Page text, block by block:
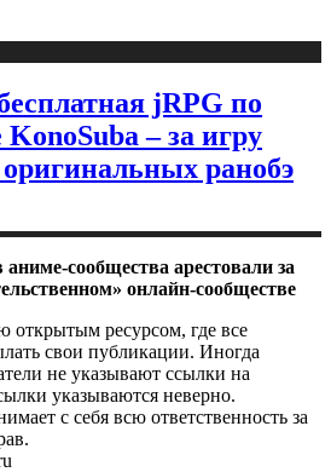
jRPG по
– за игру
оригинальных ранобэ
сообщества арестовали за
онлайн-сообществе
открытым ресурсом, где все
свои публикации. Иногда
не указывают ссылки на
указываются неверно.
с себя всю ответственность за